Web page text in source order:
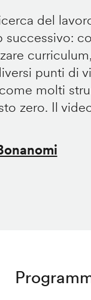
del
punti di
molti
zero. Il